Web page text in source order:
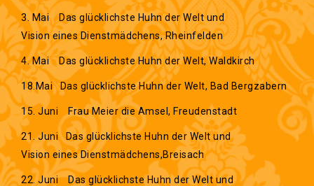
3. Mai Das glücklichste Huhn der Welt und
Vision eines Dienstmädchens, Rheinfelden
4. Mai Das glücklichste Huhn der Welt, Waldkirch
18.Mai Das glücklichste Huhn der Welt, Bad Bergzabern
15. Juni Frau Meier die Amsel, Freudenstadt
21. Juni Das glücklichste Huhn der Welt und
Vision eines Dienstmädchens,Breisach
22. Juni Das glücklichste Huhn der Welt und